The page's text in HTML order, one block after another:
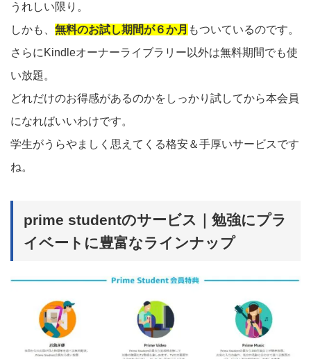
うれしい限り。
しかも、 無料のお試し期間が６か月 もついているのです。
さらにKindleオーナーライブラリー以外は無料期間でも使
い放題。
どれだけのお得感があるのかをしっかり試してから本会員
になればいいわけです。
学生がうらやましく思えてくる格安＆手厚いサービスです
ね。
prime studentのサービス｜勉強にプラ
イベートに豊富なラインナップ